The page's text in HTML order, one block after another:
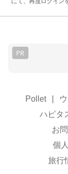
PR
Pollet
ハピタ
お
個
旅行